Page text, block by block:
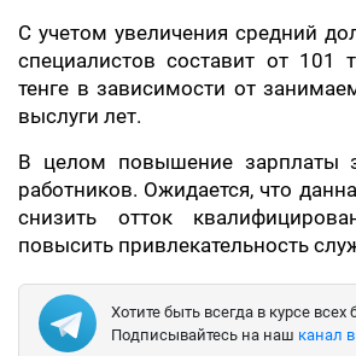
С учетом увеличения средний
специалистов составит от 101
тенге в зависимости от
выслуги лет.
В целом повышение зарплаты
работников. Ожидается, что
снизить отток
повысить привлекательность
Хотите быть всегда в курсе всех
Подписывайтесь на наш канал